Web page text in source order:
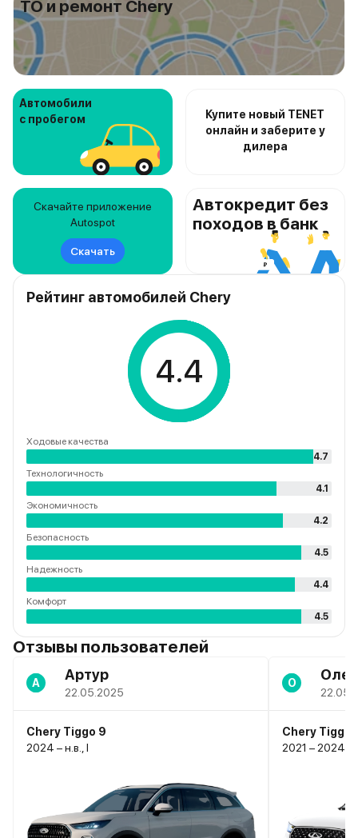
ТО и ремонт Chery
Автомобили
с пробегом
Купите новый TENET
онлайн и заберите у
дилера
Скачайте приложение
Autospot
Скачать
Автокредит без
походов в банк
Рейтинг автомобилей Chery
4.4
Ходовые качества
4.7
Технологичность
4.1
Экономичность
4.2
Безопасность
4.5
Надежность
4.4
Комфорт
4.5
Отзывы пользователей
А Артур
22.05.2025
Chery Tiggo 9
2024 – н.в., I
О
Chery Tiggo
2021 – 2024, I